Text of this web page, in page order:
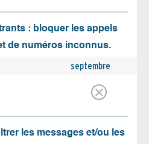
: bloquer les appels
de numéros inconnus.
septembre
les messages et/ou les